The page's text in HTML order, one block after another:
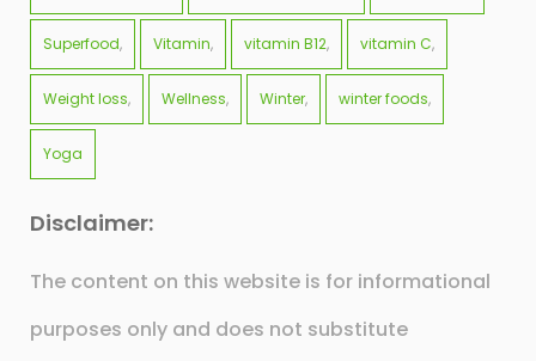
Superfood Vitamin vitamin B12 vitamin C
Weight loss Wellness Winter winter foods
Yoga
Disclaimer:
The content on this website is for informational
purposes only and does not substitute